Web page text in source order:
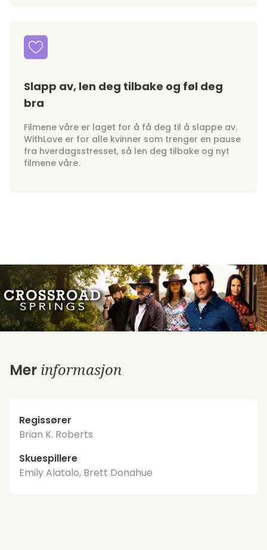
Slapp av, len deg tilbake og føl deg
bra
Filmene våre er laget for å få deg til å slappe av.
WithLove er for alle kvinner som trenger en pause
fra hverdagsstresset, så len deg tilbake og nyt
filmene våre.
Mer informasjon
Regissører
Brian K. Roberts
Skuespillere
Emily Alatalo, Brett Donahue